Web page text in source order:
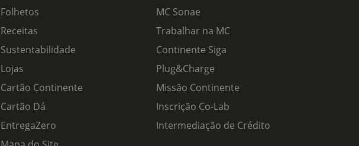
Folhetos
Receitas
Sustentabilidade
Lojas
Cartão Continente
Cartão Dá
EntregaZero
MC Sonae
Trabalhar na MC
Continente Siga
Plug&Charge
Missão Continente
Inscrição Co-Lab
Intermediação de Crédito